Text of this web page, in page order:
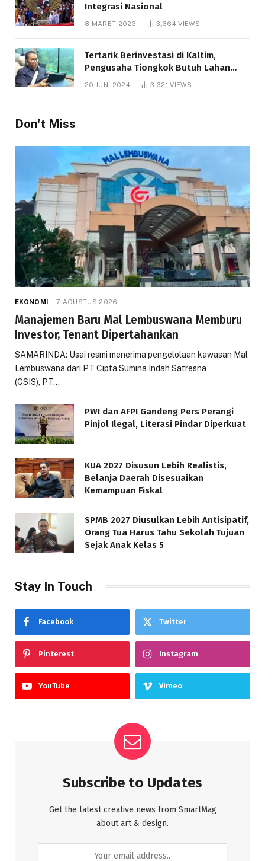
Integrasi Nasional
8 MARET 2023 3,364VIEWS
Tertarik Berinvestasi di Kaltim,
Pengusaha Tiongkok Butuh Lahan
1.000 Hektare
20 JUNI 2024 3,321VIEWS
Don't Miss
EKONOMI 7 AGUSTUS 2026
Manajemen Baru Mal Lembuswana Memburu
Investor, Tenant Dipertahankan
SAMARINDA: Usai resmi menerima pengelolaan kawasan Mal
Lembuswana dari PT Cipta Sumina Indah Satresna
(CSIS), PT…
PWI dan AFPI Gandeng Pers Perangi
Pinjol Ilegal, Literasi Pindar Diperkuat
KUA 2027 Disusun Lebih Realistis,
Belanja Daerah Disesuaikan
Kemampuan Fiskal
SPMB 2027 Diusulkan Lebih Antisipatif,
Orang Tua Harus Tahu Sekolah Tujuan
Sejak Anak Kelas 5
Stay In Touch
Facebook Twitter
Pinterest Instagram
YouTube Vimeo
Subscribe to Updates
Get the latest creative news from SmartMag
about art & design.